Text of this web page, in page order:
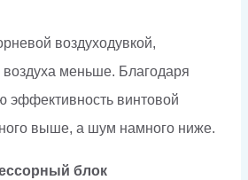
воздуходувкой,
воздуха меньше. Благодаря
эффективность винтовой
выше, а шум намного ниже.
блок